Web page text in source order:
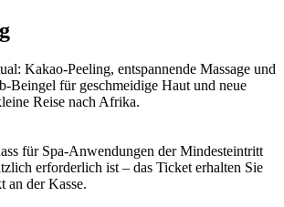
Kakao-Peeling, entspannende Massage und
Beingel für geschmeidige Haut und neue
Reise nach Afrika.
für Spa-Anwendungen der Mindesteintritt
erforderlich ist – das Ticket erhalten Sie
an der Kasse.